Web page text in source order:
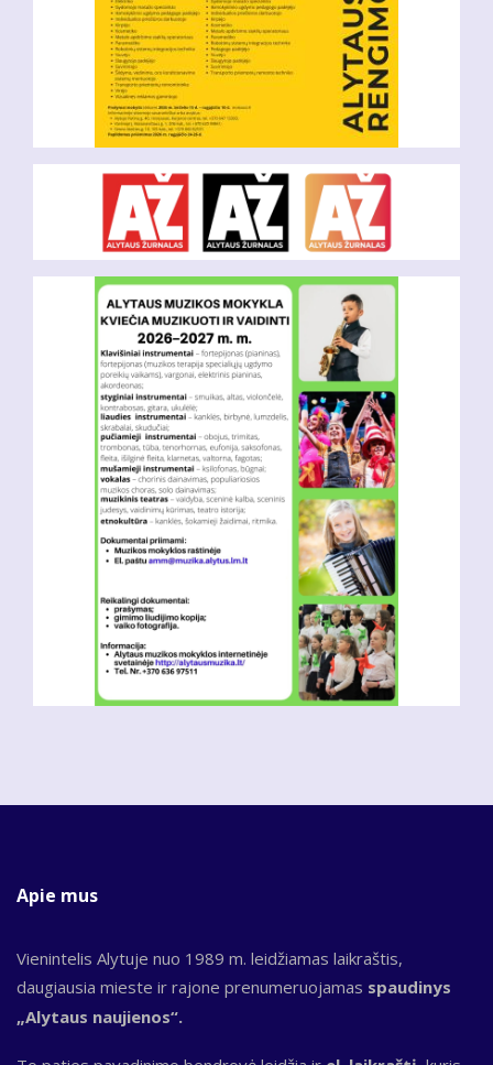
Apie mus
Vienintelis Alytuje nuo 1989 m. leidžiamas laikraštis,
daugiausia mieste ir rajone prenumeruojamas spaudinys
„Alytaus naujienos“.